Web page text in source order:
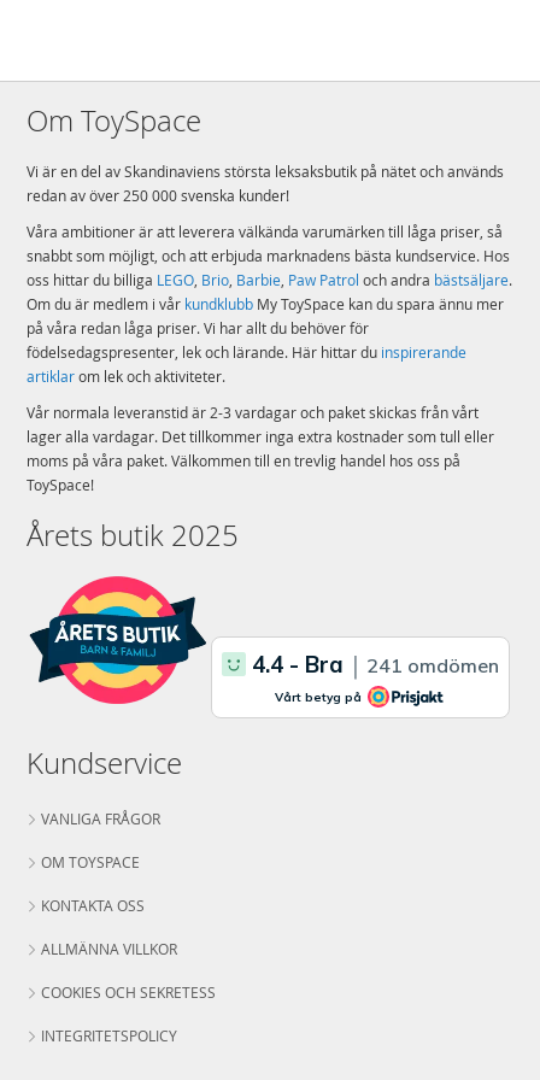
Aktuellt Bästsäljare
Om ToySpace
Vi är en del av Skandinaviens största leksaksbutik på nätet och används
redan av över 250 000 svenska kunder!
Våra ambitioner är att leverera välkända varumärken till låga priser, så
snabbt som möjligt, och att erbjuda marknadens bästa kundservice. Hos
oss hittar du billiga LEGO, Brio, Barbie, Paw Patrol och andra bästsäljare.
Om du är medlem i vår kundklubb My ToySpace kan du spara ännu mer
på våra redan låga priser. Vi har allt du behöver för
födelsedagspresenter, lek och lärande. Här hittar du inspirerande
artiklarom lek och aktiviteter.
Vår normala leveranstid är 2-3 vardagar och paket skickas från vårt
lager alla vardagar. Det tillkommer inga extra kostnader som tull eller
moms på våra paket. Välkommen till en trevlig handel hos oss på
ToySpace!
Årets butik 2025
Kundservice
VANLIGA FRÅGOR
OM TOYSPACE
KONTAKTA OSS
ALLMÄNNA VILLKOR
COOKIES OCH SEKRETESS
INTEGRITETSPOLICY